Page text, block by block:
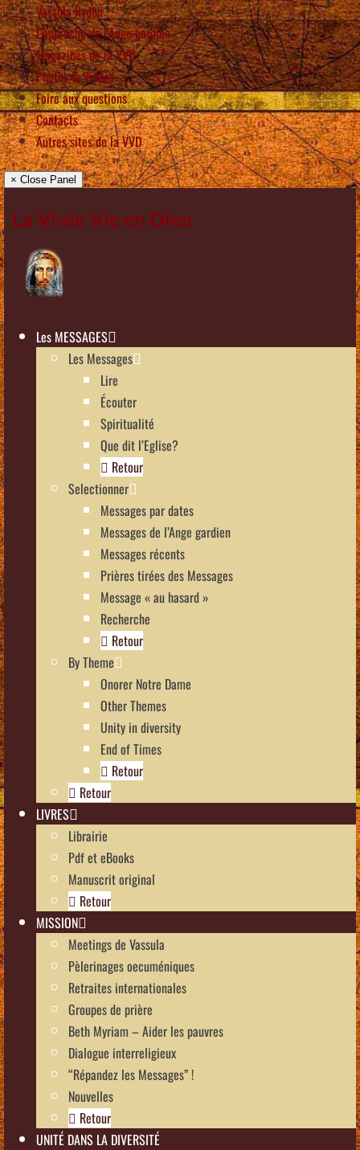
Vassula Rydén
L’approche de l’Ange gardien
Magazines de la VVD
Photos & Vidéos
Foire aux questions
Contacts
Autres sites de la VVD
× Close Panel
La Vraie Vie en Dieu
Les MESSAGES
Les Messages
Lire
Écouter
Spiritualité
Que dit l’Eglise?
Retour
Selectionner
Messages par dates
Messages de l’Ange gardien
Messages récents
Prières tirées des Messages
Message « au hasard »
Recherche
Retour
By Theme
Onorer Notre Dame
Other Themes
Unity in diversity
End of Times
Retour
Retour
LIVRES
Librairie
Pdf et eBooks
Manuscrit original
Retour
MISSION
Meetings de Vassula
Pèlerinages oecuméniques
Retraites internationales
Groupes de prière
Beth Myriam – Aider les pauvres
Dialogue interreligieux
“Répandez les Messages” !
Nouvelles
Retour
UNITÉ DANS LA DIVERSITÉ